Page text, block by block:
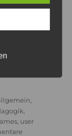
am
meine
und das ist
,
user